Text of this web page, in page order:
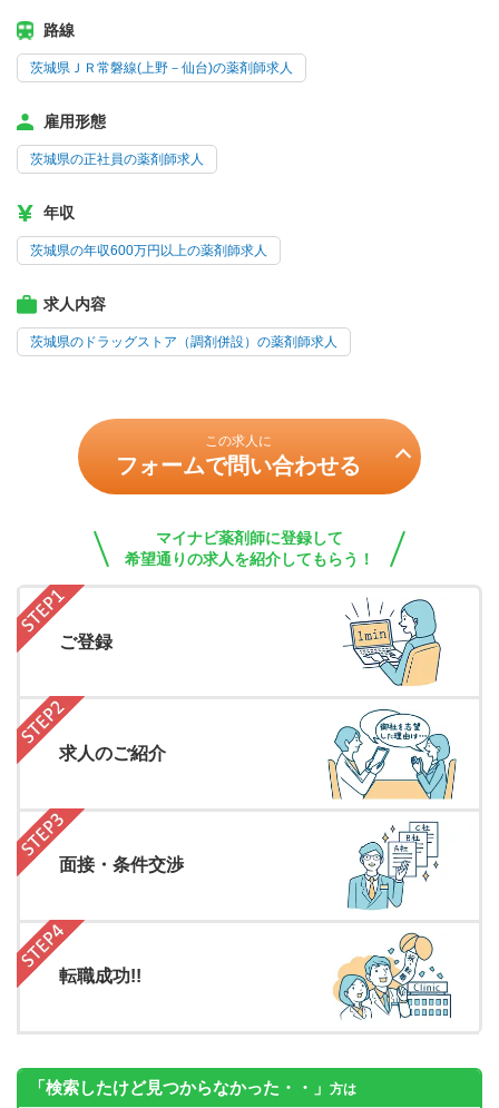
路線
茨城県ＪＲ常磐線(上野－仙台)の薬剤師求人
雇用形態
茨城県の正社員の薬剤師求人
年収
茨城県の年収600万円以上の薬剤師求人
求人内容
茨城県のドラッグストア（調剤併設）の薬剤師求人
この求人に
フォームで問い合わせる
マイナビ薬剤師に登録して
希望通りの求人を紹介してもらう！
ご登録
求人のご紹介
面接・条件交渉
転職成功!!
「検索したけど見つからなかった・・」 方は